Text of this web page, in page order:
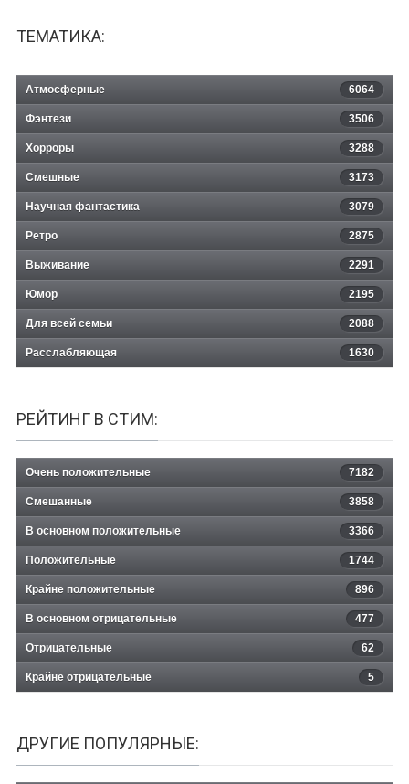
ТЕМАТИКА:
Атмосферные 6064
Фэнтези 3506
Хорроры 3288
Смешные 3173
Научная фантастика 3079
Ретро 2875
Выживание 2291
Юмор 2195
Для всей семьи 2088
Расслабляющая 1630
РЕЙТИНГ В СТИМ:
Очень положительные 7182
Смешанные 3858
В основном положительные 3366
Положительные 1744
Крайне положительные 896
В основном отрицательные 477
Отрицательные 62
Крайне отрицательные 5
ДРУГИЕ ПОПУЛЯРНЫЕ: